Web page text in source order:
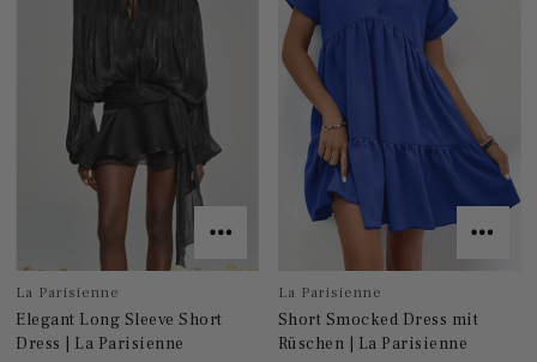
La Parisienne
Elegant Long Sleeve Short
Dress | La Parisienne
La Parisienne
Short Smocked Dress mit
Rüschen | La Parisienne